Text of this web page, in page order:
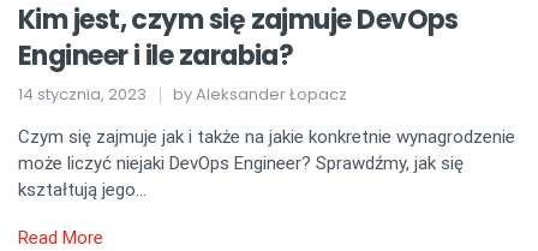
Kim jest, czym się zajmuje DevOps
Engineer i ile zarabia?
14 stycznia, 2023 byAleksander Łopacz
Czym się zajmuje jak i także na jakie konkretnie wynagrodzenie
może liczyć niejaki DevOps Engineer? Sprawdźmy, jak się
kształtują jego…
Read More